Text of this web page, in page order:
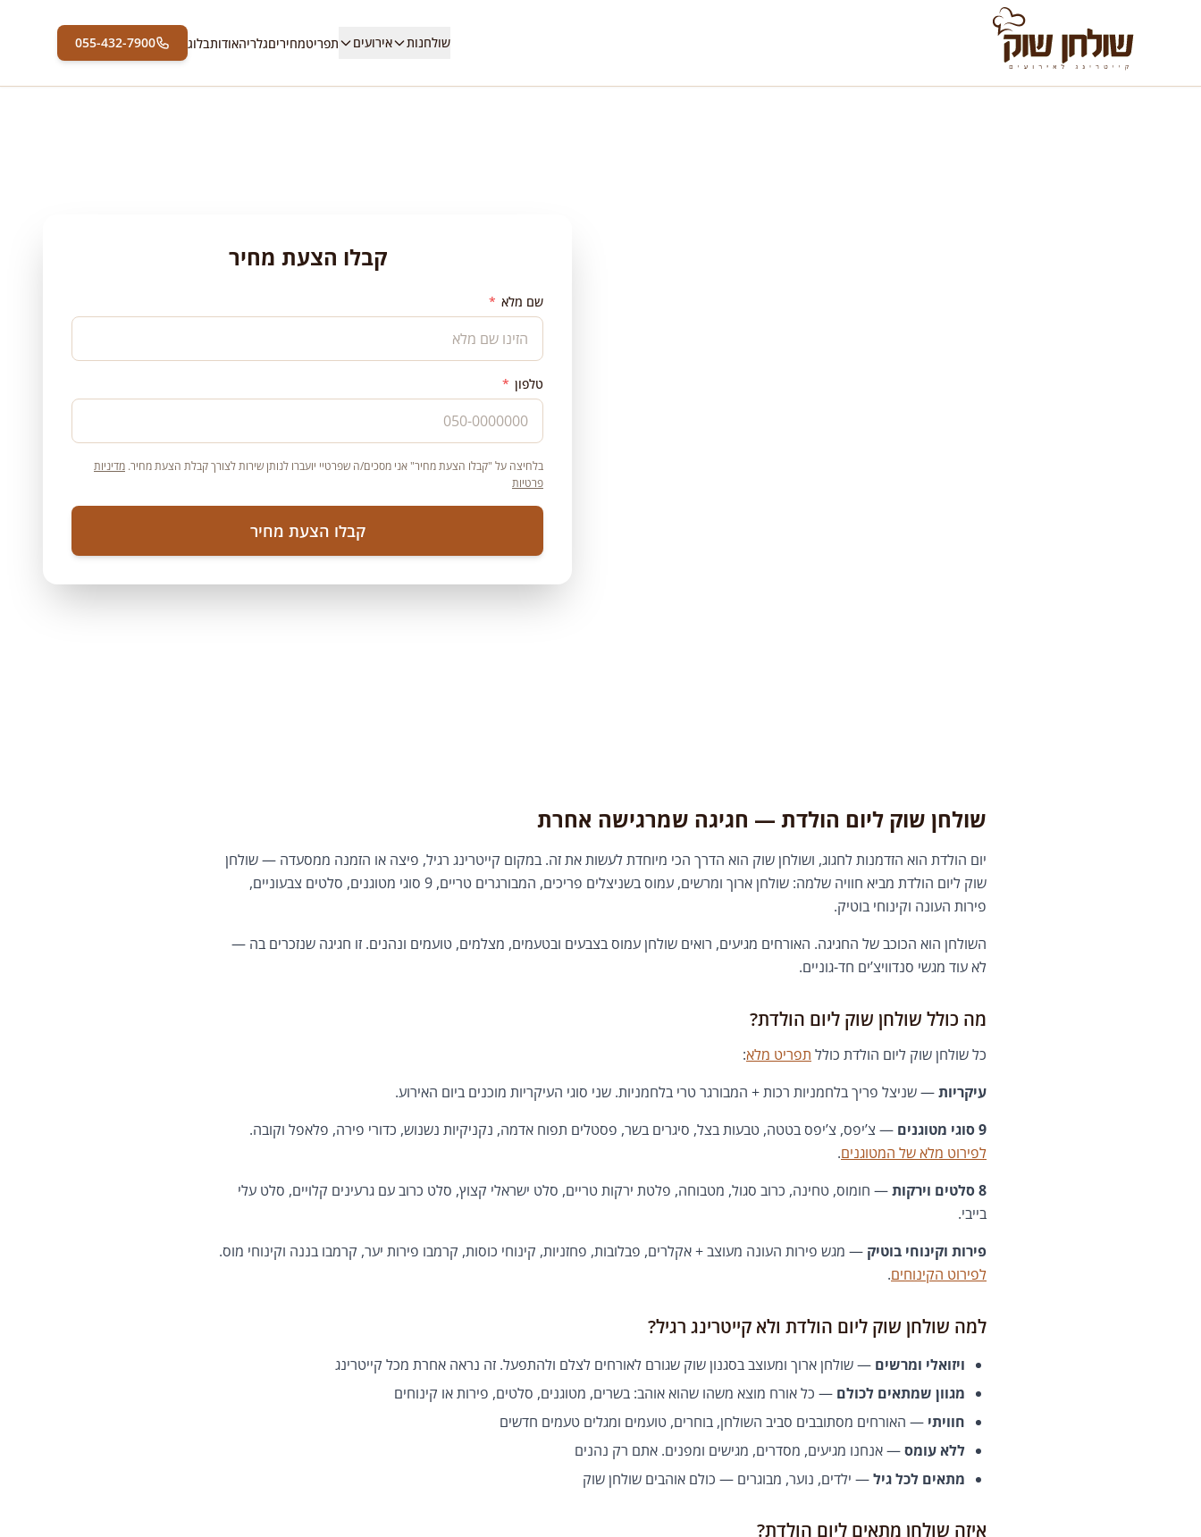
שולחנות אירועים תפריטמחיריםגלריהאודותבלוג 055-432-7900
קבלו הצעת מחיר
שם מלא *
טלפון *
בלחיצה על "קבלו הצעת מחיר" אני מסכים/ה שפרטיי יועברו לנותן שירות לצורך קבלת הצעת מחיר. מדיניות
פרטיות
קבלו הצעת מחיר
שולחן שוק ליום הולדת — חגיגה שמרגישה אחרת
יום הולדת הוא הזדמנות לחגוג, ושולחן שוק הוא הדרך הכי מיוחדת לעשות את זה. במקום קייטרינג רגיל, פיצה או הזמנה ממסעדה — שולחן
שוק ליום הולדת מביא חוויה שלמה: שולחן ארוך ומרשים, עמוס בשניצלים פריכים, המבורגרים טריים, 9 סוגי מטוגנים, סלטים צבעוניים,
פירות העונה וקינוחי בוטיק.
השולחן הוא הכוכב של החגיגה. האורחים מגיעים, רואים שולחן עמוס בצבעים ובטעמים, מצלמים, טועמים ונהנים. זו חגיגה שנזכרים בה —
לא עוד מגשי סנדוויצ’ים חד-גוניים.
מה כולל שולחן שוק ליום הולדת?
כל שולחן שוק ליום הולדת כולל תפריט מלא:
עיקריות— שניצל פריך בלחמניות רכות + המבורגר טרי בלחמניות. שני סוגי העיקריות מוכנים ביום האירוע.
9 סוגי מטוגנים
— צ’יפס, צ’יפס בטטה, טבעות בצל, סיגרים בשר, פסטלים תפוח אדמה, נקניקיות נשנוש, כדורי פירה, פלאפל וקובה.
לפירוט מלא של המטוגנים.
8 סלטים וירקות
— חומוס, טחינה, כרוב סגול, מטבוחה, פלטת ירקות טריים, סלט ישראלי קצוץ, סלט כרוב עם גרעינים קלויים, סלט עלי
בייבי.
פירות וקינוחי בוטיק — מגש פירות העונה מעוצב + אקלרים, פבלובות, פחזניות, קינוחי כוסות, קרמבו פירות יער, קרמבו בננה וקינוחי מוס.
לפירוט הקינוחים.
למה שולחן שוק ליום הולדת ולא קייטרינג רגיל?
ויזואלי ומרשים — שולחן ארוך ומעוצב בסגנון שוק שגורם לאורחים לצלם ולהתפעל. זה נראה אחרת מכל קייטרינג
מגוון שמתאים לכולם — כל אורח מוצא משהו שהוא אוהב: בשרים, מטוגנים, סלטים, פירות או קינוחים
חוויתי — האורחים מסתובבים סביב השולחן, בוחרים, טועמים ומגלים טעמים חדשים
ללא עומס— אנחנו מגיעים, מסדרים, מגישים ומפנים. אתם רק נהנים
מתאים לכל גיל— ילדים, נוער, מבוגרים — כולם אוהבים שולחן שוק
איזה שולחן מתאים ליום הולדת?